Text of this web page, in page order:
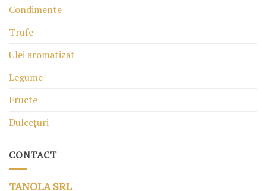
Condimente
Trufe
Ulei aromatizat
Legume
Fructe
Dulcețuri
CONTACT
TANOLA SRL